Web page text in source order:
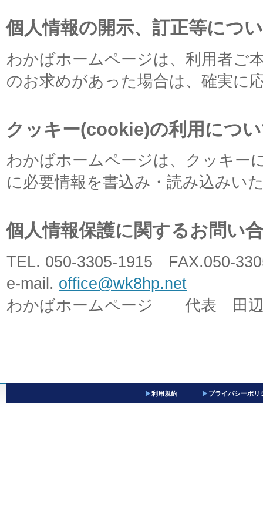
個人情報の開示、訂正等につ
わかばホームページは、利用者ご
のお求めがあった場合は、確実に
クッキー(cookie)の利用につ
わかばホームページは、クッキー
に必要情報を書込み・読み込みい
個人情報保護に関するお問い
TEL. 050-3305-1915 FAX.050-
e-mail. office@wk8hp.net
わかばホームページ 代表 田辺
利用規約 プライバシーポリ